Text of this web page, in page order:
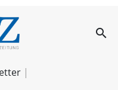
– search